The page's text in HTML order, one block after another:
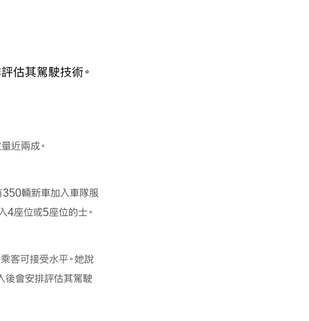
估其駕駛技術。
近兩成。
350輛新車加入車隊服
4座位或5座位的士。
客可接受水平。她說
後會安排評估其駕駛